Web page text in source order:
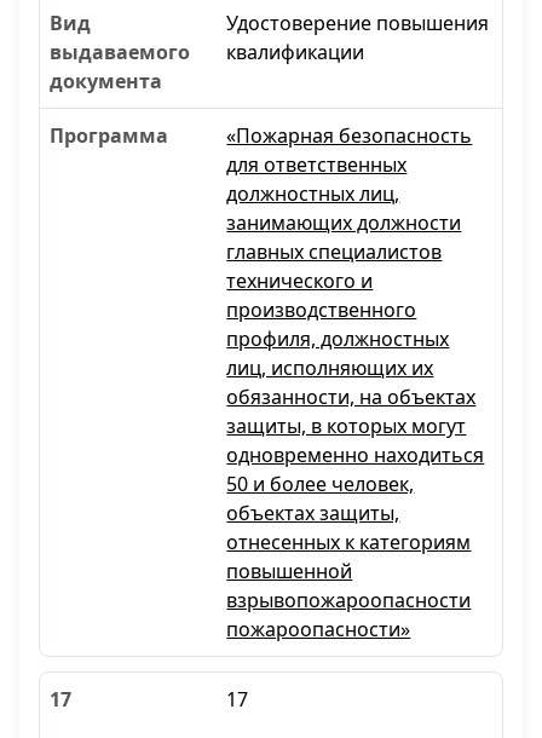
Удостоверение повышения
квалификации
«Пожарная безопасность
для ответственных
должностных лиц,
занимающих должности
главных специалистов
технического и
производственного
профиля, должностных
лиц, исполняющих их
обязанности, на объектах
защиты, в которых могут
одновременно находиться
50 и более человек,
объектах защиты,
отнесенных к категориям
повышенной
взрывопожароопасности
пожароопасности»
17